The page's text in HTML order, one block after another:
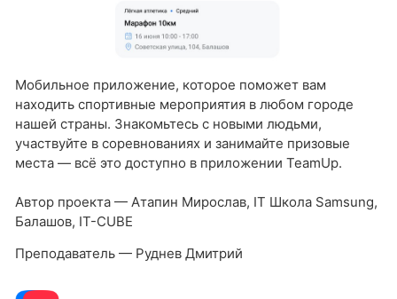
Мобильное приложение, которое поможет вам
находить спортивные мероприятия в любом городе
нашей страны. Знакомьтесь с новыми людьми,
участвуйте в соревнованиях и занимайте призовые
места — всё это доступно в приложении TeamUp.
Автор проекта — Атапин Мирослав, IT Школа Samsung,
Балашов, IT-CUBE
Преподаватель — Руднев Дмитрий